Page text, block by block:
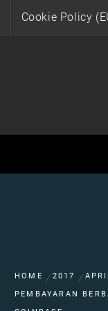
Cookie Policy
HOME 2017
PEMBAYARAN